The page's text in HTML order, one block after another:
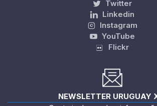
Twitter
Linkedin
Instagram
YouTube
Flickr
NEWSLETTER URUGUAY